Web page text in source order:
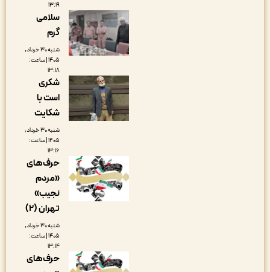
سلامی
گرم
شنبه ۳۰ خرداد,
۱۴۰۵ | ساعت:
شکری
است با
شکایت
شنبه ۳۰ خرداد,
۱۴۰۵ | ساعت:
حرف‌های
«مردم
نجیب»
شنبه ۳۰ خرداد,
۱۴۰۵ | ساعت:
حرف‌های